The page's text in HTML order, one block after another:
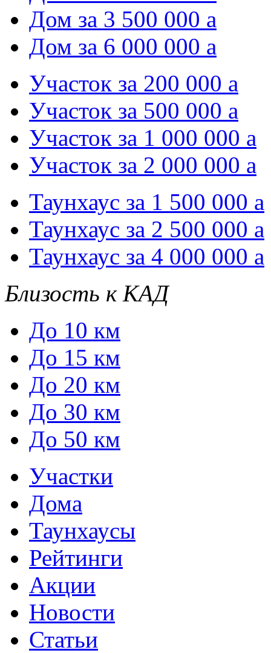
Дом за 3 500 000 a
Дом за 6 000 000 a
Участок за 200 000 a
Участок за 500 000 a
Участок за 1 000 000 a
Участок за 2 000 000 a
Таунхаус за 1 500 000 a
Таунхаус за 2 500 000 a
Таунхаус за 4 000 000 a
Близость к КАД
До 10 км
До 15 км
До 20 км
До 30 км
До 50 км
Участки
Дома
Таунхаусы
Рейтинги
Акции
Новости
Статьи